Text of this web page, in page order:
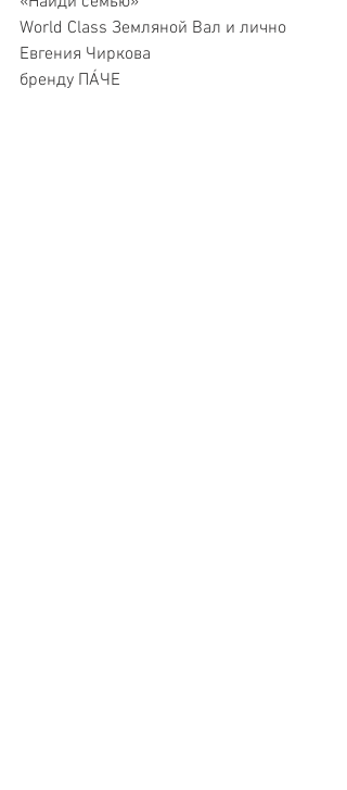
World Class Земляной Вал и лично
Евгения Чиркова
бренду ПÁЧЕ